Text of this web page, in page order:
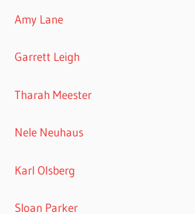
Amy Lane
Garrett Leigh
Tharah Meester
Nele Neuhaus
Karl Olsberg
Sloan Parker